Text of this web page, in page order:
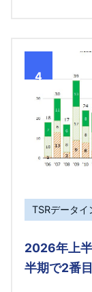
4
TSRデータイ
2026年上
半期で2番